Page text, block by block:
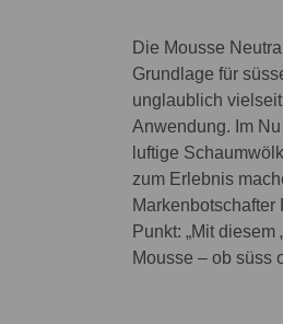
Die Mousse
Grundlage für
unglaublich
Anwendung. Im
luftige
zum Erlebnis
Punkt: „Mit diesem
Mousse – ob süss